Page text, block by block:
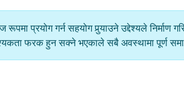
प्रयोग गर्न सहयोग पुर्‍याउने उद्देश्यले
फरक हुन सक्ने भएकाले सबै अवस्थामा पूर्ण